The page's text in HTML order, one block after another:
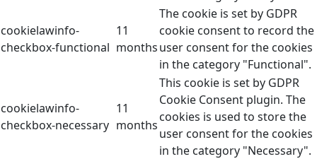
cookielawinfo-
checkbox-functional
11
months
The cookie is set by GDPR
cookie consent to record the
user consent for the cookies
in the category "Functional".
cookielawinfo-
checkbox-necessary
11
months
This cookie is set by GDPR
Cookie Consent plugin. The
cookies is used to store the
user consent for the cookies
in the category "Necessary".